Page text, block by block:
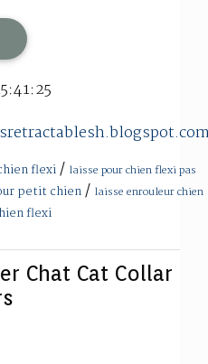
flexi/ laisse pour chien flexi pas
petit chien/ laisse enrouleur chien
flexi
Chat Cat Collar